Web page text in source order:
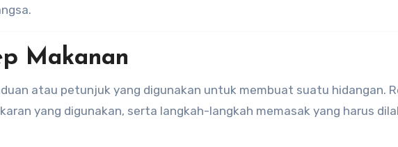
Makanan
atau petunjuk yang digunakan untuk membuat suatu hidangan.
yang digunakan, serta langkah-langkah memasak yang harus